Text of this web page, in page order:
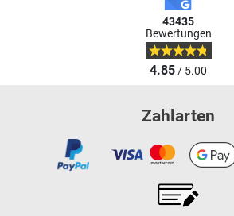
43435
Bewertungen
4.85/ 5.00
Zahlarten